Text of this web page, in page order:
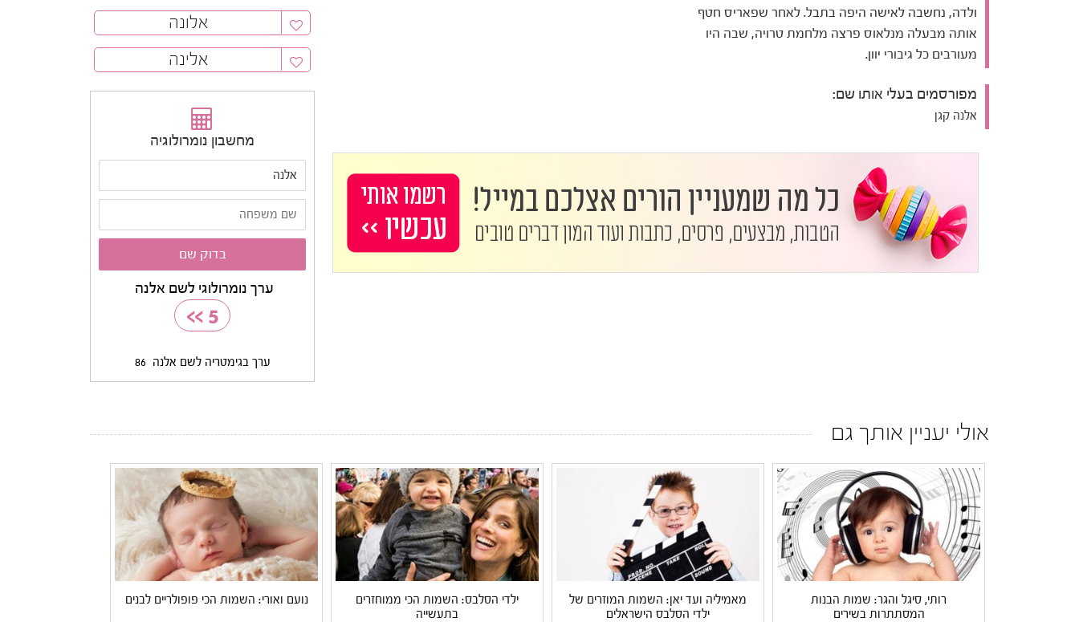
ולדה, נחשבה לאישה היפה בתבל. לאחר שפאריס חטף
אותה מבעלה מנלאוס פרצה מלחמת טרויה, שבה היו
מעורבים כל גיבורי יוון.
מפורסמים בעלי אותו שם:
אלנה קגן
אלונה
אלינה
מחשבון נומרולוגיה
ערך נומרולוגי לשם אלנה
5
>>
ערך בגימטריה לשם אלנה 86
אולי יעניין אותך גם
רותי, סיגל והגר: שמות הבנות
המסתתרות בשירים
מאמיליה ועד יאן: השמות המוזרים של
ילדי הסלבס הישראלים
ילדי הסלבס: השמות הכי ממוחזרים
בתעשייה
נועם ואורי: השמות הכי פופולריים לבנים